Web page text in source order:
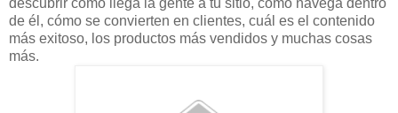
de él, cómo se convierten en clientes, cuál es el contenido
más exitoso, los productos más vendidos y muchas cosas
más.